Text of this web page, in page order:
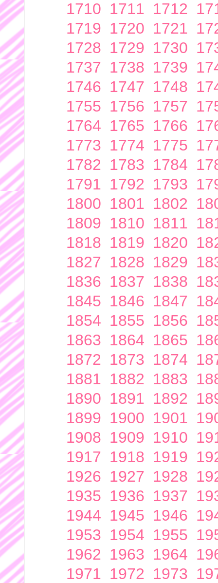
1710 1711 1712
1719 1720 1721
1728 1729 1730
1737 1738 1739
1746 1747 1748
1755 1756 1757
1764 1765 1766
1773 1774 1775
1782 1783 1784
1791 1792 1793
1800 1801 1802
1809 1810 1811
1818 1819 1820
1827 1828 1829
1836 1837 1838
1845 1846 1847
1854 1855 1856
1863 1864 1865
1872 1873 1874
1881 1882 1883
1890 1891 1892
1899 1900 1901
1908 1909 1910
1917 1918 1919
1926 1927 1928
1935 1936 1937
1944 1945 1946
1953 1954 1955
1962 1963 1964
1971 1972 1973